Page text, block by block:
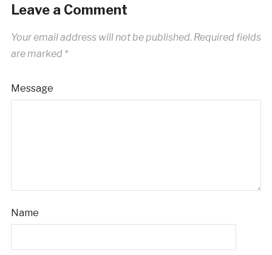
Leave a Comment
Your email address will not be published. Required fields
are marked *
Message
Name